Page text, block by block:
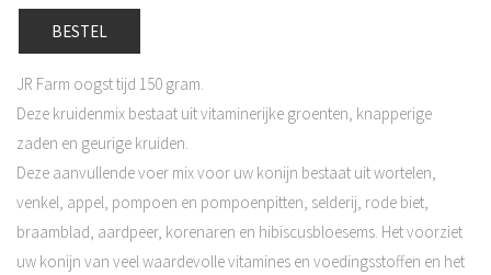
BESTEL
JR Farm oogst tijd 150 gram.
Deze kruidenmix bestaat uit vitaminerijke groenten, knapperige
zaden en geurige kruiden.
Deze aanvullende voer mix voor uw konijn bestaat uit wortelen,
venkel, appel, pompoen en pompoenpitten, selderij, rode biet,
braamblad, aardpeer, korenaren en hibiscusbloesems. Het voorziet
uw konijn van veel waardevolle vitamines en voedingsstoffen en het